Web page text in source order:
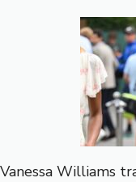
Vanessa Williams